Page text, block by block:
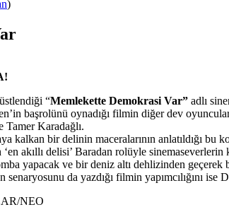
)
“Memlekette Demokrasi Var” adlı
başrolünü oynadığı filmin diğer dev
Tamer Karadağlı.
kalkan bir delinin maceralarının anlatıldığı
akıllı delisi’ Baradan rolüyle sinemaseverlerin
yapacak ve bir deniz altı dehlizinden geçerek
da yazdığı filmin yapımcılığını
NEO